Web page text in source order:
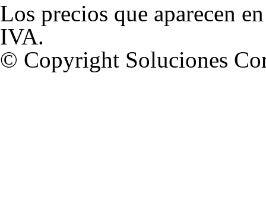
Los precios que aparecen
IVA.
© Copyright Soluciones